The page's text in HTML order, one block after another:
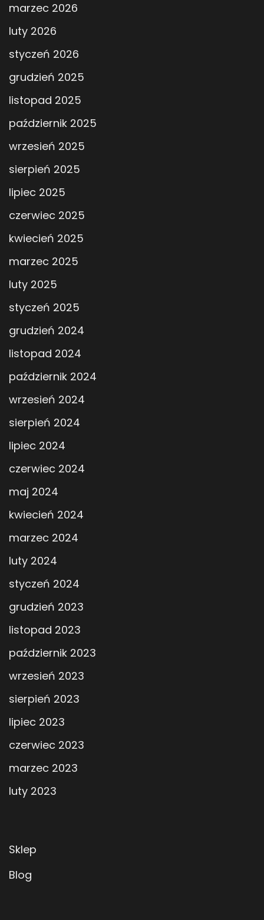
marzec 2026
luty 2026
styczeń 2026
grudzień 2025
listopad 2025
październik 2025
wrzesień 2025
sierpień 2025
lipiec 2025
czerwiec 2025
kwiecień 2025
marzec 2025
luty 2025
styczeń 2025
grudzień 2024
listopad 2024
październik 2024
wrzesień 2024
sierpień 2024
lipiec 2024
czerwiec 2024
maj 2024
kwiecień 2024
marzec 2024
luty 2024
styczeń 2024
grudzień 2023
listopad 2023
październik 2023
wrzesień 2023
sierpień 2023
lipiec 2023
czerwiec 2023
marzec 2023
luty 2023
Sklep
Blog